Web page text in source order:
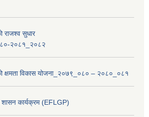
राजश्व सुधार
२०८१_२०८२
क्षमता विकास योजना_२०७९_०८० – २०८०_०८१
शासन कार्यक्रम (EFLGP)